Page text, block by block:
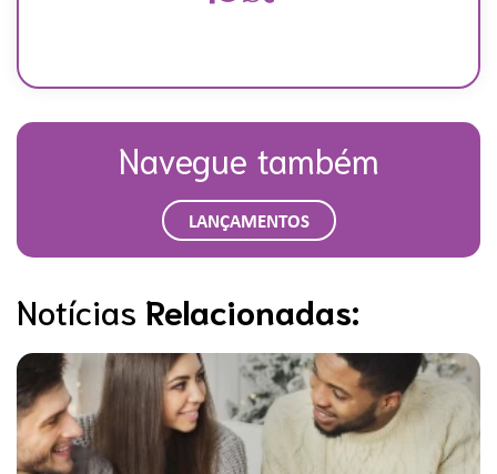
Navegue também
LANÇAMENTOS
Notícias Relacionadas: